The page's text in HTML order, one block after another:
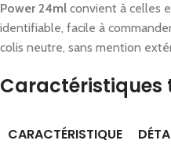
Power 24ml convient à celles
identifiable, facile à
colis neutre, sans mention
Caractéristiques
CARACTÉRISTIQUE